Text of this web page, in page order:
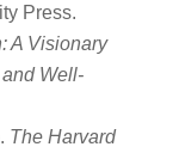
Press.
A Visionary
Well-
The Harvard